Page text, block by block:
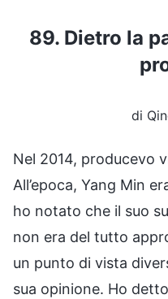
89. Dietro la
di
Nel 2014, producevo
All’epoca, Yang Min
ho notato che il suo
non era del tutto
un punto di vista
sua opinione. Ho